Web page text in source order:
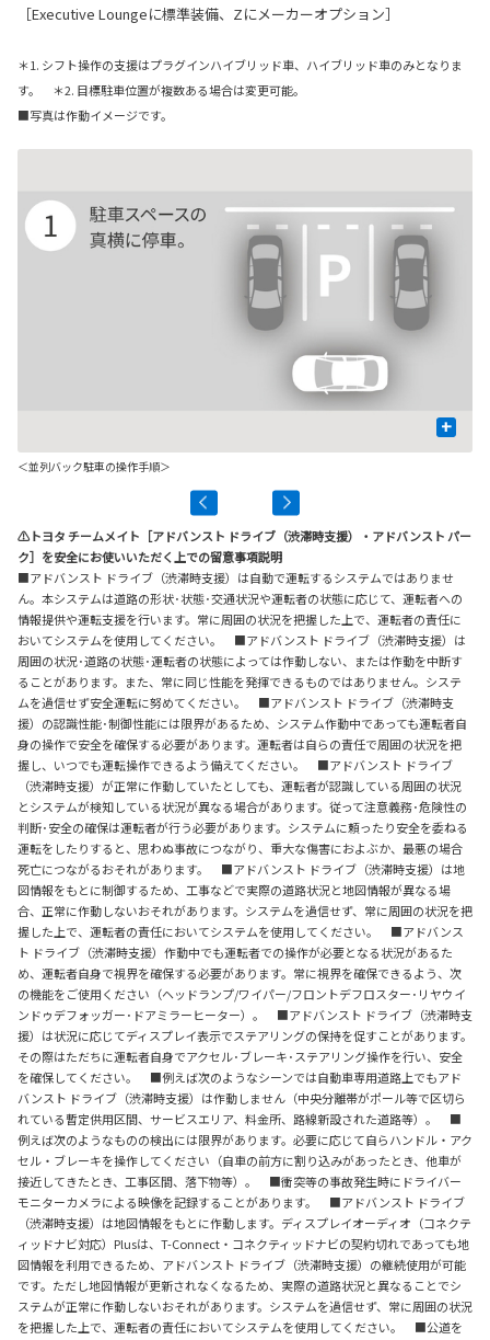
［Executive Loungeに標準装備、Zにメーカーオプション］
＊1. シフト操作の支援はプラグインハイブリッド車、ハイブリッド車のみとなりま
す。 ＊2. 目標駐車位置が複数ある場合は変更可能。
■写真は作動イメージです。
+
＜並列バック駐車の操作手順＞
⚠トヨタ チームメイト［アドバンスト ドライブ（渋滞時支援）・アドバンスト パー
ク］を安全にお使いいただく上での留意事項説明
■アドバンスト ドライブ（渋滞時支援）は自動で運転するシステムではありませ
ん。本システムは道路の形状･状態･交通状況や運転者の状態に応じて、運転者への
情報提供や運転支援を行います。常に周囲の状況を把握した上で、運転者の責任に
おいてシステムを使用してください。 ■アドバンスト ドライブ（渋滞時支援）は
周囲の状況･道路の状態･運転者の状態によっては作動しない、または作動を中断す
ることがあります。また、常に同じ性能を発揮できるものではありません。システ
ムを過信せず安全運転に努めてください。 ■アドバンスト ドライブ（渋滞時支
援）の認識性能･制御性能には限界があるため、システム作動中であっても運転者自
身の操作で安全を確保する必要があります。運転者は自らの責任で周囲の状況を把
握し、いつでも運転操作できるよう備えてください。 ■アドバンスト ドライブ
（渋滞時支援）が正常に作動していたとしても、運転者が認識している周囲の状況
とシステムが検知している状況が異なる場合があります。従って注意義務･危険性の
判断･安全の確保は運転者が行う必要があります。システムに頼ったり安全を委ねる
運転をしたりすると、思わぬ事故につながり、重大な傷害におよぶか、最悪の場合
死亡につながるおそれがあります。 ■アドバンスト ドライブ（渋滞時支援）は地
図情報をもとに制御するため、工事などで実際の道路状況と地図情報が異なる場
合、正常に作動しないおそれがあります。システムを過信せず、常に周囲の状況を把
握した上で、運転者の責任においてシステムを使用してください。 ■アドバンス
ト ドライブ（渋滞時支援）作動中でも運転者での操作が必要となる状況があるた
め、運転者自身で視界を確保する必要があります。常に視界を確保できるよう、次
の機能をご使用ください（ヘッドランプ/ワイパー/フロントデフロスター･リヤウイ
ンドゥデフォッガー･ドアミラーヒーター）。 ■アドバンスト ドライブ（渋滞時支
援）は状況に応じてディスプレイ表示でステアリングの保持を促すことがあります。
その際はただちに運転者自身でアクセル･ブレーキ･ステアリング操作を行い、安全
を確保してください。 ■例えば次のようなシーンでは自動車専用道路上でもアド
バンスト ドライブ（渋滞時支援）は作動しません（中央分離帯がポール等で区切ら
れている暫定供用区間、サービスエリア、料金所、路線新設された道路等）。 ■
例えば次のようなものの検出には限界があります。必要に応じて自らハンドル・アク
セル・ブレーキを操作してください（自車の前方に割り込みがあったとき、他車が
接近してきたとき、工事区間、落下物等）。 ■衝突等の事故発生時にドライバー
モニターカメラによる映像を記録することがあります。 ■アドバンスト ドライブ
（渋滞時支援）は地図情報をもとに作動します。ディスプレイオーディオ（コネクテ
ィッドナビ対応）Plusは、T-Connect・コネクティッドナビの契約切れであっても地
図情報を利用できるため、アドバンスト ドライブ（渋滞時支援）の継続使用が可能
です。ただし地図情報が更新されなくなるため、実際の道路状況と異なることでシ
ステムが正常に作動しないおそれがあります。システムを過信せず、常に周囲の状況
を把握した上で、運転者の責任においてシステムを使用してください。 ■公道を